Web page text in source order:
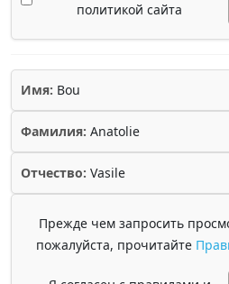
политикой сайта
Имя: Bou
Фамилия: Anatolie
Отчество: Vasile
Прежде чем запросить
пожалуйста, прочитайте